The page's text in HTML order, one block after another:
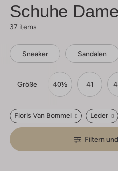
Schuhe
37 items
Sneaker Sandalen
Größe
40 40½ 41
Floris Van Bommel Leder
Filtern